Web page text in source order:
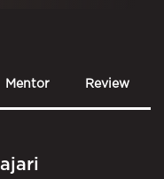
Mentor Review